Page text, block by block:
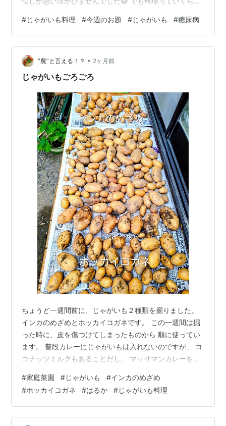
料理は星の数ほどあるだろうな～と思います！ そう言え
ば、「じゃがいも」を入れた味噌汁とか、「じゃがい
も」を千切りにし炒めて、塩コショウや醤油で味付けし
たのがセイ(夫)は好きです。 ただ 「じゃがいも」は糖質
が高めなので、糖尿病のセイと隠れ糖尿病の私は、残念
#じゃがいも料理 #今週のお題 #じゃがいも #糖尿病
”農”と言える！？ • 2ヶ月前
じゃがいもごろごろ
ちょうど一週間前に、じゃがいも２種類を掘りました。
インカのめざめとホッカイコガネです。 この一週間は掘
った時に、皮を傷つけてしまったものから 順に使ってい
ます。 普段カレーにじゃがいもは入れないのですが、 コ
コナッツミルクもあることだし、 マッサマンカレーを作
コガネ。 インカのめざめは、小ぶりでホクっとしていま
す。 ホッカイコガネは、ねっとりとホクホクの中間くら
いの食感。 モロッコインゲンも最後に加えています。 こ
ちらは、ポテトサラダ。 じゃがいもは大きめに切って、
#家庭菜園 #じゃがいも #インカのめざめ
#ホッカイコガネ #はるか #じゃがいも料理